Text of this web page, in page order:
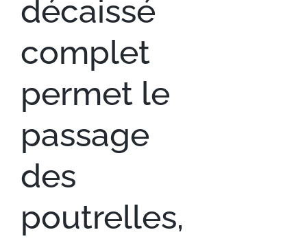
décaissé
complet
permet le
passage
des
poutrelles,